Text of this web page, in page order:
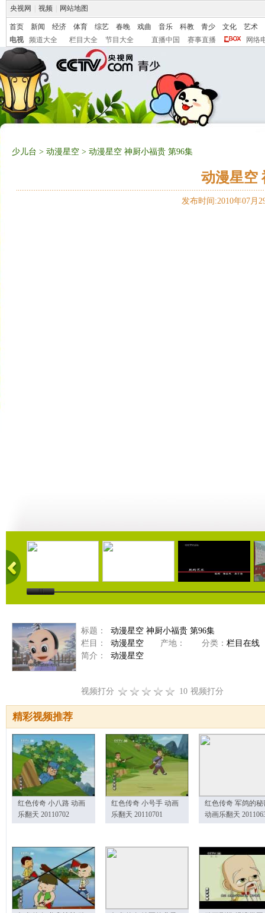
央视网 视频 网站地图
首页 新闻 经济 体育 综艺 春晚 戏曲 音乐 科教 青少 文化
艺术
电视
频道大全 栏目大全 节目大全 直播中国 赛事直播 网络
少儿台 > 动漫星空 > 动漫星空 神厨小福贵 第96集
动漫星空
发布时间:2010年07月
17:14 21:33 21:08
标题：
动漫星空 神厨小福贵 第96集
栏目：
动漫星空 产地： 分类： 栏目在线
简介：
动漫星空
视频打分 10 视频打分
精彩视频推荐
红色传奇 小八路 动画
乐翻天 20110702
红色传奇 小号手 动画
乐翻天 20110701
红色传奇 军鸽的秘
动画乐翻天